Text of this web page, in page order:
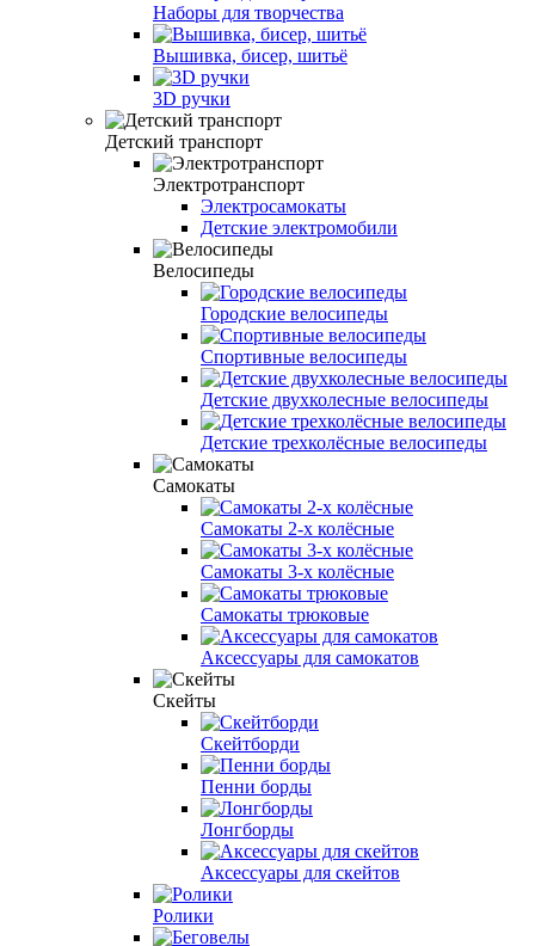
Наборы для творчества
Вышивка, бисер, шитьё
3D ручки
Детский транспорт
Электротранспорт
Электросамокаты
Детские электромобили
Велосипеды
Городские велосипеды
Спортивные велосипеды
Детские двухколесные велосипеды
Детские трехколёсные велосипеды
Самокаты
Самокаты 2-х колёсные
Самокаты 3-х колёсные
Самокаты трюковые
Аксессуары для самокатов
Скейты
Скейтборди
Пенни борды
Лонгборды
Аксессуары для скейтов
Ролики